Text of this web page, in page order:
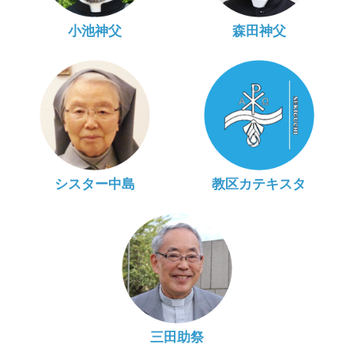
小池神父 森田神父
シスター中島 教区カテキスタ
三田助祭